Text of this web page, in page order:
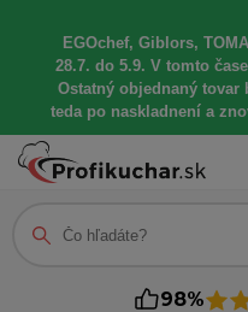
EGOchef, Giblors,
28.7. do 5.9. V tomto
Ostatný objednaný tovar
teda po naskladnení a
98%